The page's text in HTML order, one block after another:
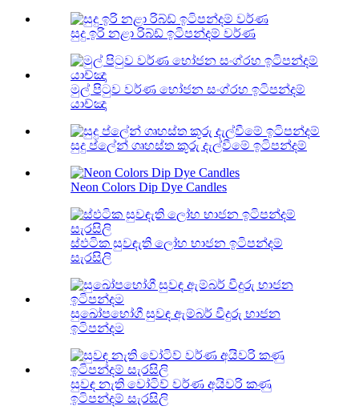
සුදු ඉරි නළා රිබ්ඩ් ඉටිපන්දම් වර්ණ
මුල් පිටුව වර්ණ භෝජන සංග්රහ ඉටිපන්දම්
යාච්ඤා
සුදු ප්ලේන් ගෘහස්ත කූරු දැල්වීමේ ඉටිපන්දම්
Neon Colors Dip Dye Candles
ස්ඵටික සුවඳැති ලෝහ භාජන ඉටිපන්දම්
සැරසිලි
සුඛෝපභෝගී සුවඳ ඇම්බර් වීදුරු භාජන
ඉටිපන්දම
සුවඳ නැති වෝටිව් වර්ණ අයිවරි කණු
ඉටිපන්දම් සැරසිලි